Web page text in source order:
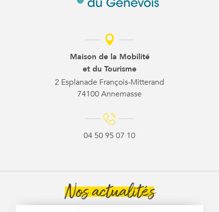
Maison de la Mobilité
et du Tourisme
2 Esplanade François-Mitterand
74100 Annemasse
04 50 95 07 10
Nos actualités